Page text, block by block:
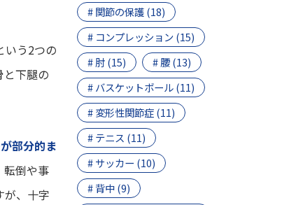
いう2つの
と下腿の
部分的ま
転倒や事
が、十字
# 関節の保護 (18)
# コンプレッション (15)
# 肘 (15)
# 腰 (13)
# バスケットボール (11)
# 変形性関節症 (11)
# テニス (11)
# サッカー (10)
# 背中 (9)